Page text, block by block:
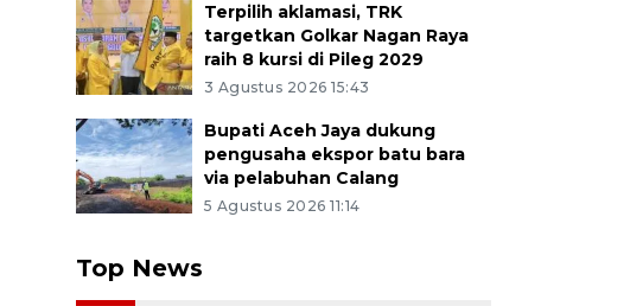
Terpilih aklamasi, TRK
targetkan Golkar Nagan Raya
raih 8 kursi di Pileg 2029
3 Agustus 2026 15:43
Bupati Aceh Jaya dukung
pengusaha ekspor batu bara
via pelabuhan Calang
5 Agustus 2026 11:14
Top News